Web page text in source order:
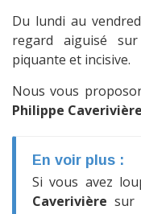
Du lundi au
regard aiguisé
piquante et incisive.
Nous vous
Philippe
En voir plus :
Si vous avez
Caverivière sur